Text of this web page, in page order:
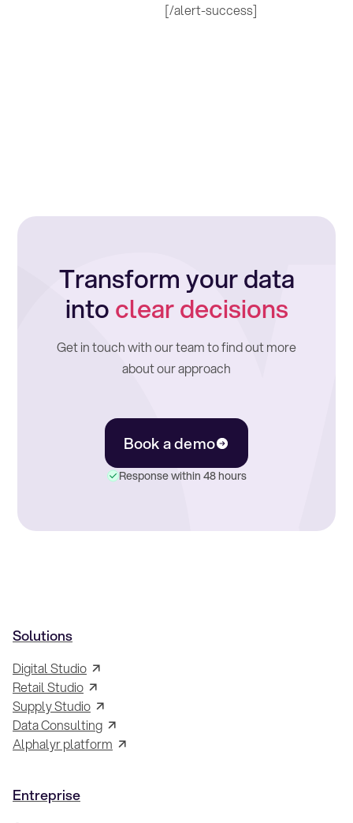
[/alert-success]
Transform your data
intoclear decisions
Get in touch with our team to find out more
about our approach
Book a demo
Response within 48 hours
Solutions
Digital Studio
Retail Studio
Supply Studio
Data Consulting
Alphalyr platform
Entreprise